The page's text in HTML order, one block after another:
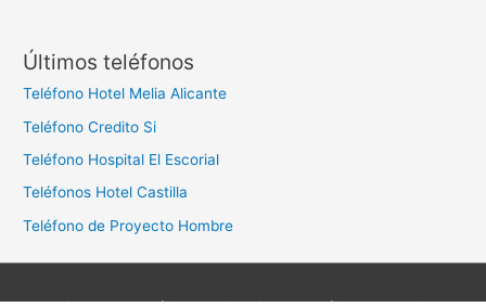
Últimos teléfonos
Teléfono Hotel Melia Alicante
Teléfono Credito Si
Teléfono Hospital El Escorial
Teléfonos Hotel Castilla
Teléfono de Proyecto Hombre